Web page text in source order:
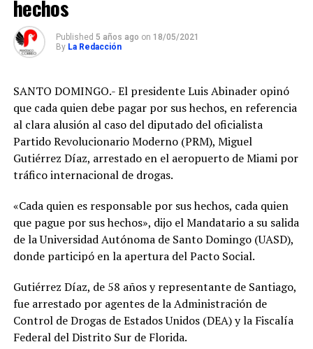
Juzgado de
Primera
Instancia del
Distrito Judicial
de Santiago. La
acogió un
recurso de
amparo y ordenó
detener los
trabajos de
exploración
minera que se
desarrollaban en
qué fue
suspendido el
proyecto? De
acuerdo con el
tribunal, la
concedida por el
Ministerio de
Energía y Minas
afecta áreas
cercanas al Pico
hechos
Published 5 años ago on 18/05/2021
By La Redacción
SANTO DOMINGO.- El presidente Luis Abinader opinó
que cada quien debe pagar por sus hechos, en referencia
al clara alusión al caso del diputado del oficialista
Partido Revolucionario Moderno (PRM), Miguel
Gutiérrez Díaz, arrestado en el aeropuerto de Miami por
tráfico internacional de drogas.
«Cada quien es responsable por sus hechos, cada quien
que pague por sus hechos», dijo el Mandatario a su salida
de la Universidad Autónoma de Santo Domingo (UASD),
donde participó en la apertura del Pacto Social.
Gutiérrez Díaz, de 58 años y representante de Santiago,
fue arrestado por agentes de la Administración de
Control de Drogas de Estados Unidos (DEA) y la Fiscalía
Federal del Distrito Sur de Florida.